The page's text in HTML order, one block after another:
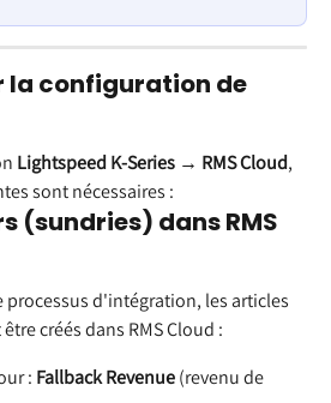
la configuration de
Lightspeed K-Series → RMS Cloud,
sont nécessaires :
(sundries) dans RMS
processus d'intégration, les articles
créés dans RMS Cloud :
: Fallback Revenue (revenu de